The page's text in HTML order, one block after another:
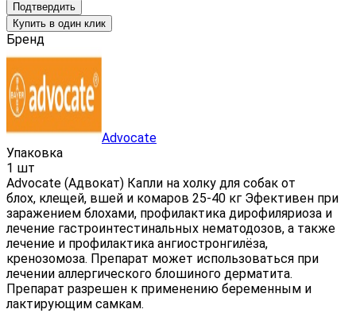
Подтвердить
Купить в один клик
Бренд
Advocate
Упаковка
1 шт
Advocate (Адвокат) Капли на холку для собак от
блох, клещей, вшей и комаров 25-40 кг Эфективен при
заражением блохами, профилактика дирофиляриоза и
лечение гастроинтестинальных нематодозов, а также
лечение и профилактика ангиостронгилёза,
кренозомоза. Препарат может использоваться при
лечении аллергического блошиного дерматита.
Препарат разрешен к применению беременным и
лактирующим самкам.